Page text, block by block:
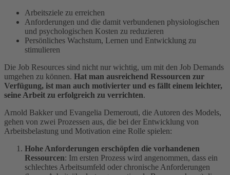
Arbeitsziele zu erreichen
Anforderungen und die damit verbundenen physiologischen
und psychologischen Kosten zu reduzieren
Persönliches Wachstum, Lernen und Entwicklung zu
stimulieren
Die Job Resources sind nicht nur wichtig, um mit den Job Demands
umgehen zu können. Hat man ausreichend Ressourcen zur
Verfügung, ist man auch motivierter und es fällt einem leichter,
seine Arbeit zu erfolgreich zu verrichten.
Arnold Bakker und Evangelia Demerouti, die Autoren des Models,
gehen von zwei Prozessen aus, die bei der Entwicklung von
Arbeitsbelastung und Motivation eine Rolle spielen:
Hohe Anforderungen erschöpfen die vorhandenen
Ressourcen: Im ersten Prozess wird angenommen, dass ein
schlechtes Arbeitsumfeld oder chronische Anforderungen